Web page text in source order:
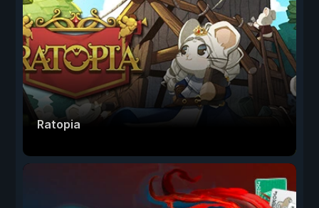
Ratopia